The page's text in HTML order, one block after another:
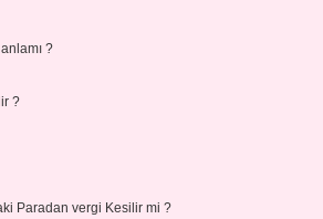
?
?
Paradan vergi Kesilir mi ?